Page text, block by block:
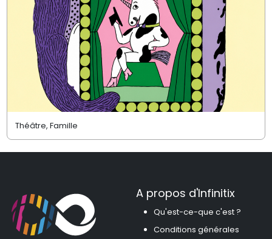
Théâtre, Famille
A propos d'Infinitix
Qu'est-ce-que c'est ?
Conditions générales